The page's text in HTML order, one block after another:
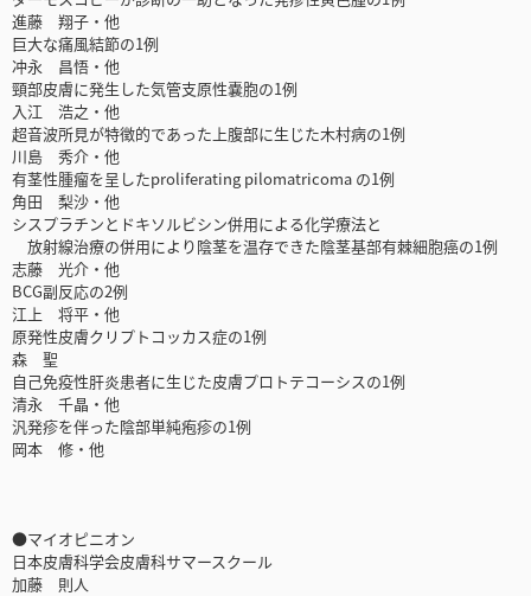
進藤 翔子・他
巨大な痛風結節の1例
冲永 昌悟・他
頸部皮膚に発生した気管支原性嚢胞の1例
入江 浩之・他
超音波所見が特徴的であった上腹部に生じた木村病の1例
川島 秀介・他
有茎性腫瘤を呈したproliferating pilomatricoma の1例
角田 梨沙・他
シスプラチンとドキソルビシン併用による化学療法と
放射線治療の併用により陰茎を温存できた陰茎基部有棘細胞癌の1例
志藤 光介・他
BCG副反応の2例
江上 将平・他
原発性皮膚クリプトコッカス症の1例
森 聖
自己免疫性肝炎患者に生じた皮膚プロトテコーシスの1例
清永 千晶・他
汎発疹を伴った陰部単純疱疹の1例
岡本 修・他
●マイオピニオン
日本皮膚科学会皮膚科サマースクール
加藤 則人